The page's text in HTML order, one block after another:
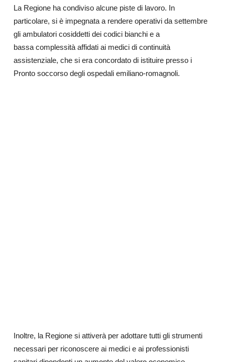
La Regione ha condiviso alcune piste di lavoro. In
particolare, si è impegnata a rendere operativi da settembre
gli ambulatori cosiddetti dei codici bianchi e a
bassa complessità affidati ai medici di continuità
assistenziale, che si era concordato di istituire presso i
Pronto soccorso degli ospedali emiliano-romagnoli.
Inoltre, la Regione si attiverà per adottare tutti gli strumenti
necessari per riconoscere ai medici e ai professionisti